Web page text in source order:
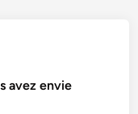
avez envie